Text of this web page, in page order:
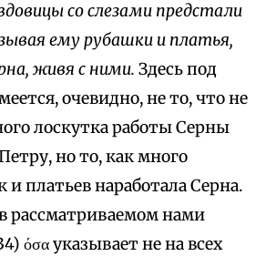
со слезами предстали
ему рубашки и платья,
живя с ними. Здесь под
очевидно, не то, что не
лоскутка работы Серны
но то, как много
платьев наработала Серна.
рассматриваемом нами
όσα указывает не на всех